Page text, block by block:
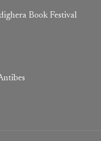
Book Festival